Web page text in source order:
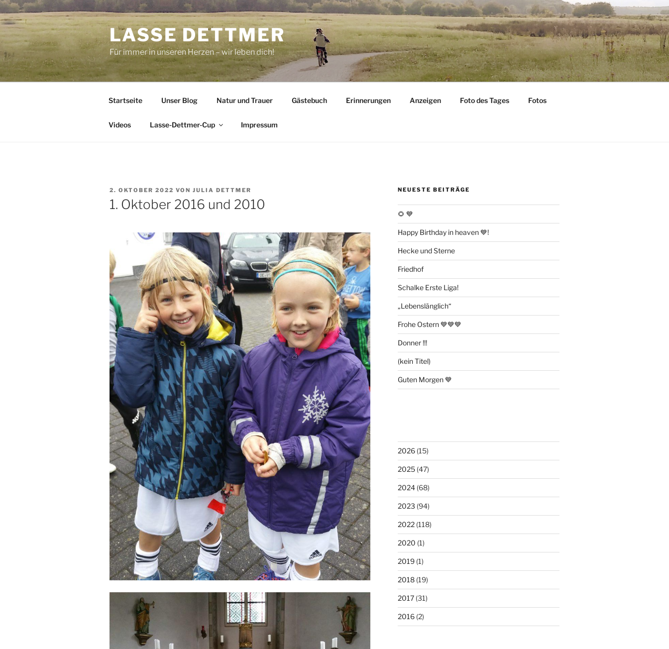
Zum
Inhalt
springen
LASSE DETTMER
Für immer in unseren Herzen – wir leben dich!
Startseite Unser Blog Natur und Trauer Gästebuch Erinnerungen Anzeigen Foto des Tages Fotos
Videos Lasse-Dettmer-Cup Impressum
VERÖFFENTLICHT
AM
2. OKTOBER 2022 VON JULIA DETTMER
1. Oktober 2016 und 2010
NEUESTE BEITRÄGE
🌻 💙
Happy Birthday in heaven 💙!
Hecke und Sterne
Friedhof
Schalke Erste Liga!
„Lebenslänglich“
Frohe Ostern 💙💙💙
Donner !!!
(kein Titel)
Guten Morgen 💙
2026(15)
2025(47)
2024(68)
2023 (94)
2022(118)
2020 (1)
2019(1)
2018(19)
2017(31)
2016(2)